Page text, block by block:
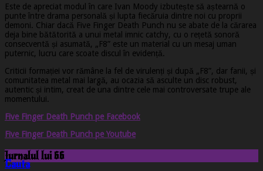
Este de apreciat modul în care Ivan Moody izbutește să aștearnă o
punte între drama personală și lupta fiecăruia dintre noi cu proprii
demoni. Chiar dacă Five Finger Death Punch nu se abate de la cărarea
deja bine bătătorită a unui metal imnic catchy, cu o rețetă sonoră
consecventă și asumată, „F8” este un material cu un mesaj uman
puternic, lucru care scoate discul în evidență.
Criticii formației vor rămâne la fel de virulenți și după „F8”, dar fanii, și
comunitatea metal mai largă, au ocazia să asculte un disc robust,
autentic și intim, creat de una dintre cele mai controversate trupe ale
momentului.
Five Finger Death Punch pe Facebook
Five Finger Death Punch pe Youtube
Cauta
Jurnalul lui 66